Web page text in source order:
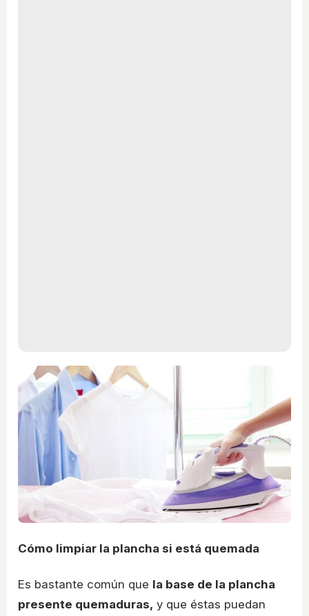
Cómo limpiar la plancha si está quemada
Es bastante común que la base de la plancha
presente quemaduras, y que éstas puedan